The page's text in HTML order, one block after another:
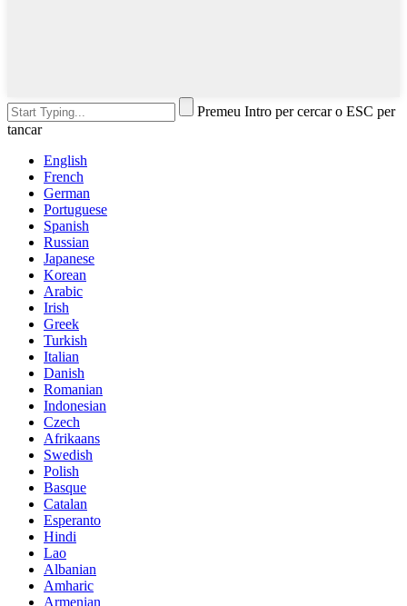
Premeu Intro per cercar o ESC per
tancar
English
French
German
Portuguese
Spanish
Russian
Japanese
Korean
Arabic
Irish
Greek
Turkish
Italian
Danish
Romanian
Indonesian
Czech
Afrikaans
Swedish
Polish
Basque
Catalan
Esperanto
Hindi
Lao
Albanian
Amharic
Armenian